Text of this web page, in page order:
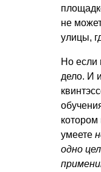
не
улицы,
Но если
дело. И
умеете
одно